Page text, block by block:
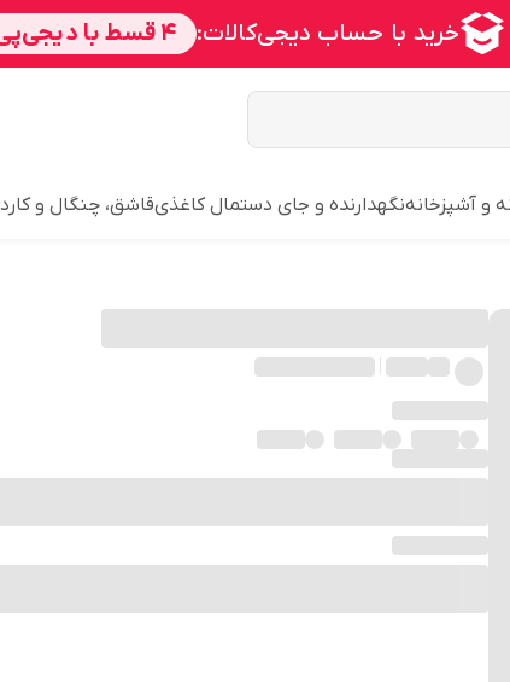
و آشپزخانهنگهدارنده و جای دستمال کاغذیقاشق، چنگال و کارد